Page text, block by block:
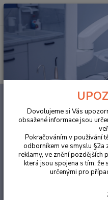
Savky
Savky
Dovolujeme si Vás
obsažené informace jsou
Pokračováním v používání
odborníkem ve smyslu §2a
reklamy, ve znění pozdějších
která jsou spojena s tím, že
určenými pro